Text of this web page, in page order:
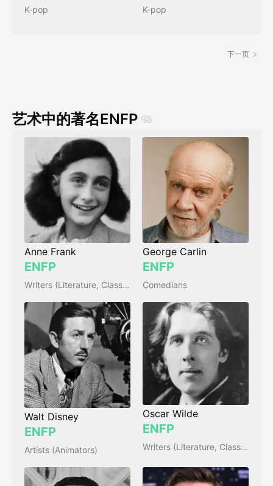
K-pop K-pop
下一页
艺术中的著名ENFP
Anne Frank
ENFP
Writers (Literature, Classic)
George Carlin
ENFP
Comedians
Walt Disney
ENFP
Artists (Animators)
Oscar Wilde
ENFP
Writers (Literature, Classic)